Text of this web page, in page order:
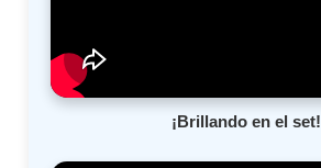
¡Brillando en el set!